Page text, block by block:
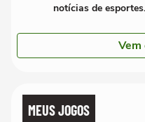
notícias de esportes.
MEUS JOGOS